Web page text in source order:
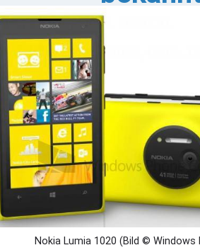
Nokia-Event, auf dem das neue
1020 vorgestellt werden
17:00 Uhr unserer Zeit
jetzt zahlreiche Infos zu den
Phones. Die Webseite
noch einen drauf, denn sie
Specs gelangt, sodass die
überflüssig wird.
Nokia Lumia 1020 (Bild © Windows